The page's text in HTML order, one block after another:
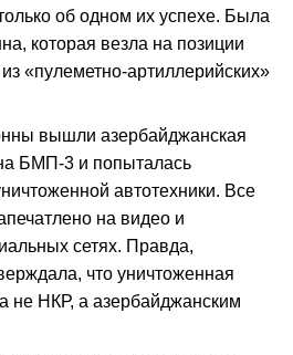
об одном их успехе. Была
которая везла на позиции
«пулеметно-артиллерийских»
вышли азербайджанская
БМП-3 и попыталась
автотехники. Все
на видео и
сетях. Правда,
что уничтоженная
не НКР, а азербайджанским